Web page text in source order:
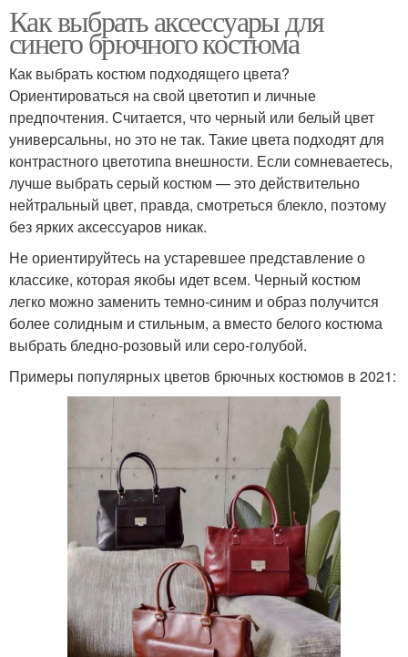
Как выбрать аксессуары для
синего брючного костюма
Как выбрать костюм подходящего цвета?
Ориентироваться на свой цветотип и личные
предпочтения. Считается, что черный или белый цвет
универсальны, но это не так. Такие цвета подходят для
контрастного цветотипа внешности. Если сомневаетесь,
лучше выбрать серый костюм — это действительно
нейтральный цвет, правда, смотреться блекло, поэтому
без ярких аксессуаров никак.
Не ориентируйтесь на устаревшее представление о
классике, которая якобы идет всем. Черный костюм
легко можно заменить темно-синим и образ получится
более солидным и стильным, а вместо белого костюма
выбрать бледно-розовый или серо-голубой.
Примеры популярных цветов брючных костюмов в 2021: